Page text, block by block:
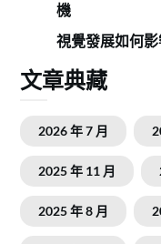
機
視覺發展如何
文章典藏
2026 年 7 月
2025 年 11 月
2025 年 8 月